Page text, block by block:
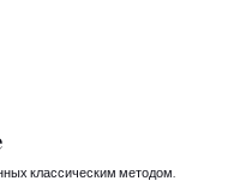
классическим методом.